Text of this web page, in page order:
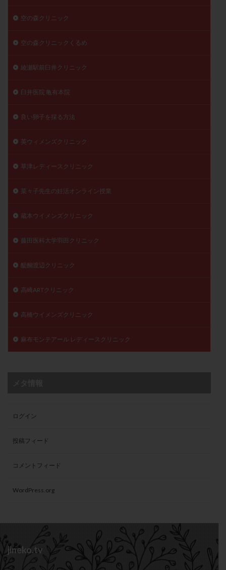
空の森クリニック
空の森クリニックくるめ
綾瀬駅前臼井クリニック
臼井医院 亀有本院
良い卵子を採る方法
英ウィメンズクリニック
草津レディースクリニック
菜々子先生の妊活オンライン授業
蔵本ウイメンズクリニック
藤田医科大学羽田クリニック
醍醐渡辺クリニック
高崎ARTクリニック
高橋ウイメンズクリニック
麻布モンテアール レディースクリニック
ログイン
投稿フィード
コメントフィード
WordPress.org
jineko.tv